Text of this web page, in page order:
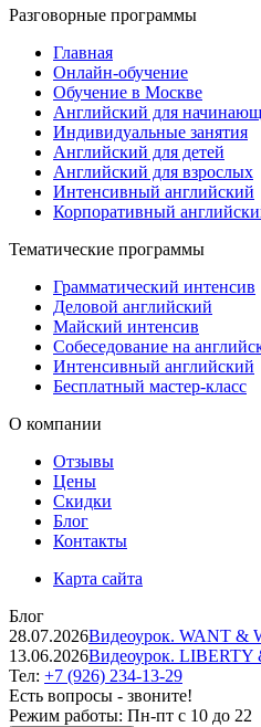
Разговорные программы
Главная
Онлайн-обучение
Обучение в Москве
Английский для
Индивидуальные занятия
Английский для детей
Английский для взрослых
Интенсивный английский
Корпоративный
Тематические программы
Грамматический интенсив
Деловой английский
Майский интенсив
Собеседование на
Интенсивный английский
Бесплатный мастер-класс
О компании
Отзывы
Цены
Скидки
Блог
Контакты
Карта сайта
Блог
28.07.2026Видеоурок. WANT &
13.06.2026Видеоурок. LIBERTY
Тел: +7 (926) 234-13-29
Есть вопросы - звоните!
Режим работы: Пн-пт с 10 до 22